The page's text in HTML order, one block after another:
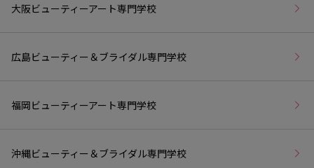
大阪ビューティーアート専門学校
広島ビューティー＆ブライダル専門学校
福岡ビューティーアート専門学校
沖縄ビューティー＆ブライダル専門学校